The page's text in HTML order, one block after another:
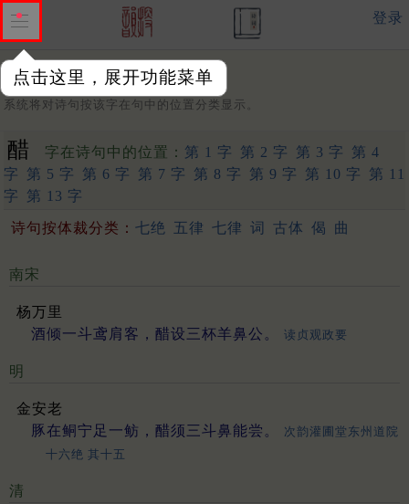
点击这里，展开功能菜单
登录
字：
系统将对诗句按该字在句中的位置分类显示。
醋 字在诗句中的位置： 第 1 字 第 2 字 第 3 字
第 4
字
第 5 字 第 6 字 第 7 字 第 8 字 第 9 字 第 10 字
第 11
字
第 13 字
诗句按体裁分类： 七绝 五律 七律 词 古体 偈 曲
南宋
杨万里
酒倾一斗鸢肩客，醋设三杯羊鼻公。
读贞观政要
明
金安老
豚在鲖宁足一鲂，醋须三斗鼻能尝。
次韵灌圃堂东州道院
十六绝 其十五
清